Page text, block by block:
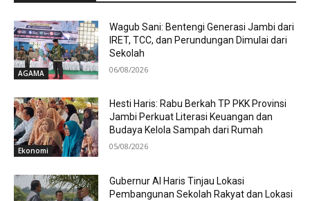
AGAMA
Wagub Sani: Bentengi Generasi Jambi dari
IRET, TCC, dan Perundungan Dimulai dari
Sekolah
06/08/2026
Ekonomi
Hesti Haris: Rabu Berkah TP PKK Provinsi
Jambi Perkuat Literasi Keuangan dan
Budaya Kelola Sampah dari Rumah
05/08/2026
Gubernur Al Haris Tinjau Lokasi
Pembangunan Sekolah Rakyat dan Lokasi